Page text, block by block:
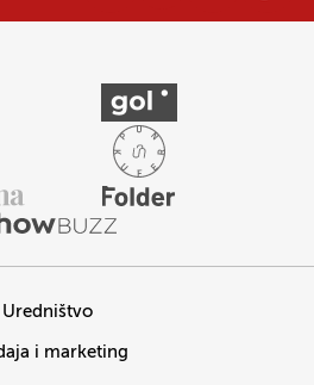
Uredništvo
i marketing